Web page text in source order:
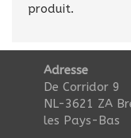
produit.
Adresse
De Corridor 9
NL-3621 ZA
les Pays-Bas